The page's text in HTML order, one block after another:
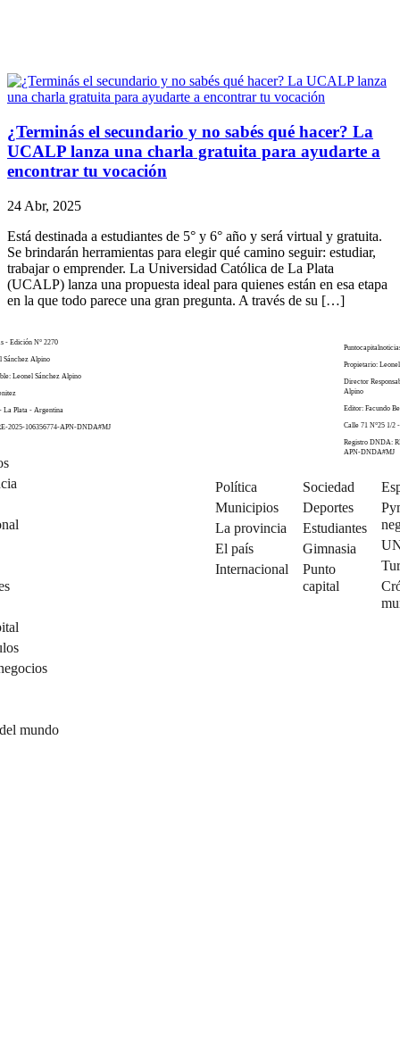
¿Terminás el secundario y no sabés qué hacer? La
UCALP lanza una charla gratuita para ayudarte a
encontrar tu vocación
24 Abr, 2025
Está destinada a estudiantes de 5° y 6° año y será virtual y gratuita.
Se brindarán herramientas para elegir qué camino seguir: estudiar,
trabajar o emprender. La Universidad Católica de La Plata
(UCALP) lanza una propuesta ideal para quienes están en esa etapa
en la que todo parece una gran pregunta. A través de su […]
- Edición N° 2270
Sánchez Alpino
Leonel Sánchez Alpino
La Plata - Argentina
2025-106356774-APN-DNDA#MJ
mundo
Propietario:
Director
Alpino
Editor: Facundo
Calle 71 N°25 1/2
Registro DNDA:
APN-DNDA#MJ
Política
Municipios
La provincia
El país
Internacional
Sociedad
Deportes
Estudiantes
Gimnasia
Punto
capital